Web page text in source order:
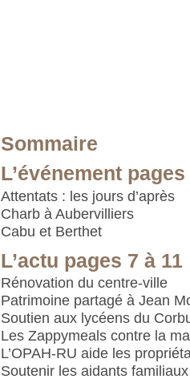
Sommaire
L’événement pages
Attentats : les jours d’après
Charb à Aubervilliers
Cabu et Berthet
L’actu pages 7 à 11
Rénovation du centre-ville
Patrimoine partagé à Jean
Soutien aux lycéens du
Les Zappymeals contre la
L’OPAH-RU aide les
Soutenir les aidants familiaux